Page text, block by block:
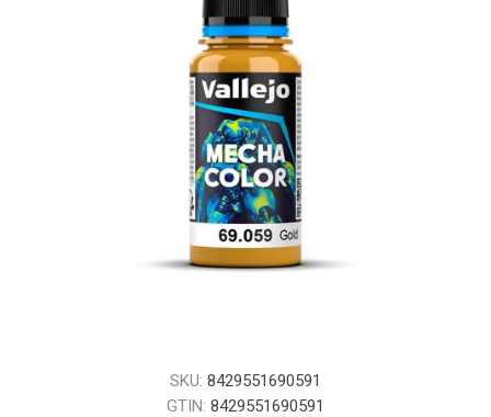
SKU: 8429551690591
GTIN: 8429551690591